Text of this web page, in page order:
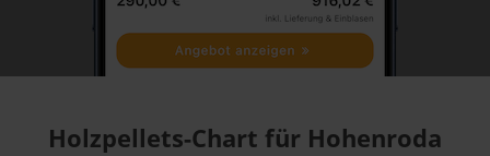
Holzpellets-Chart für Hohenroda